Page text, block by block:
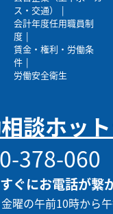
ス・交通）
会計年度任用職員制
度
賃金・権利・労働条
件
労働安全衛生
談ホッ
378-060
ぐにお電話が繋
曜の午前10時から午